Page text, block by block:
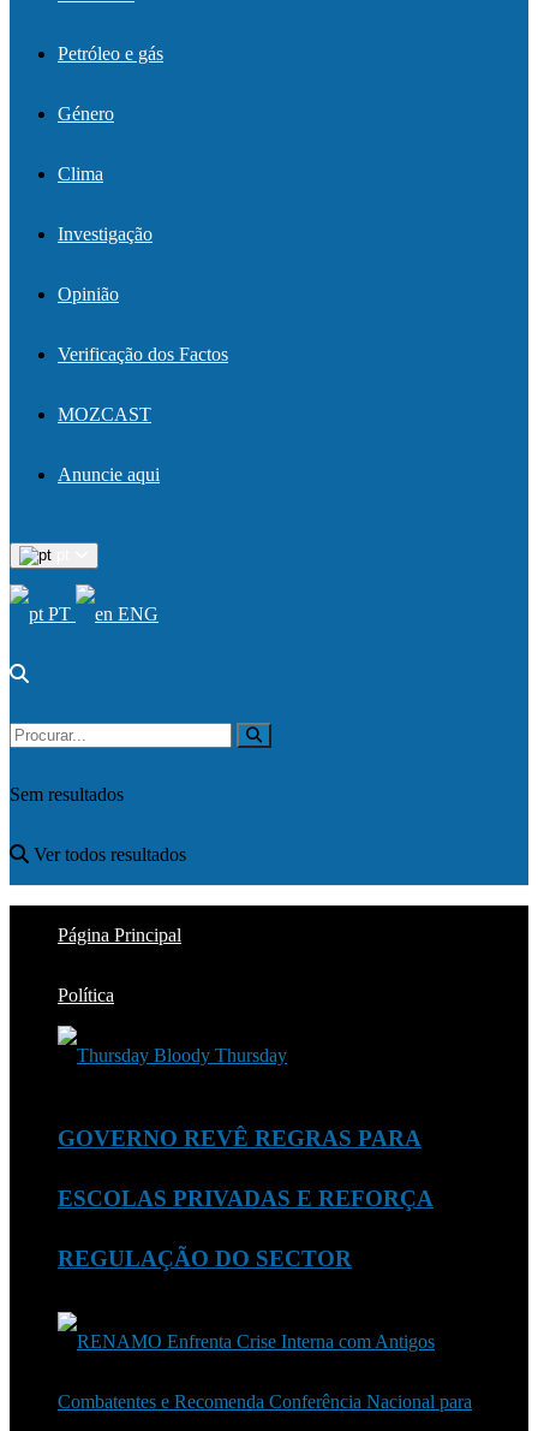
Petróleo e gás
Género
Clima
Investigação
Opinião
Verificação dos Factos
MOZCAST
Anuncie aqui
PT ENG
Sem resultados
Ver todos resultados
Página Principal
Política
GOVERNO REVÊ REGRAS PARA
ESCOLAS PRIVADAS E REFORÇA
REGULAÇÃO DO SECTOR